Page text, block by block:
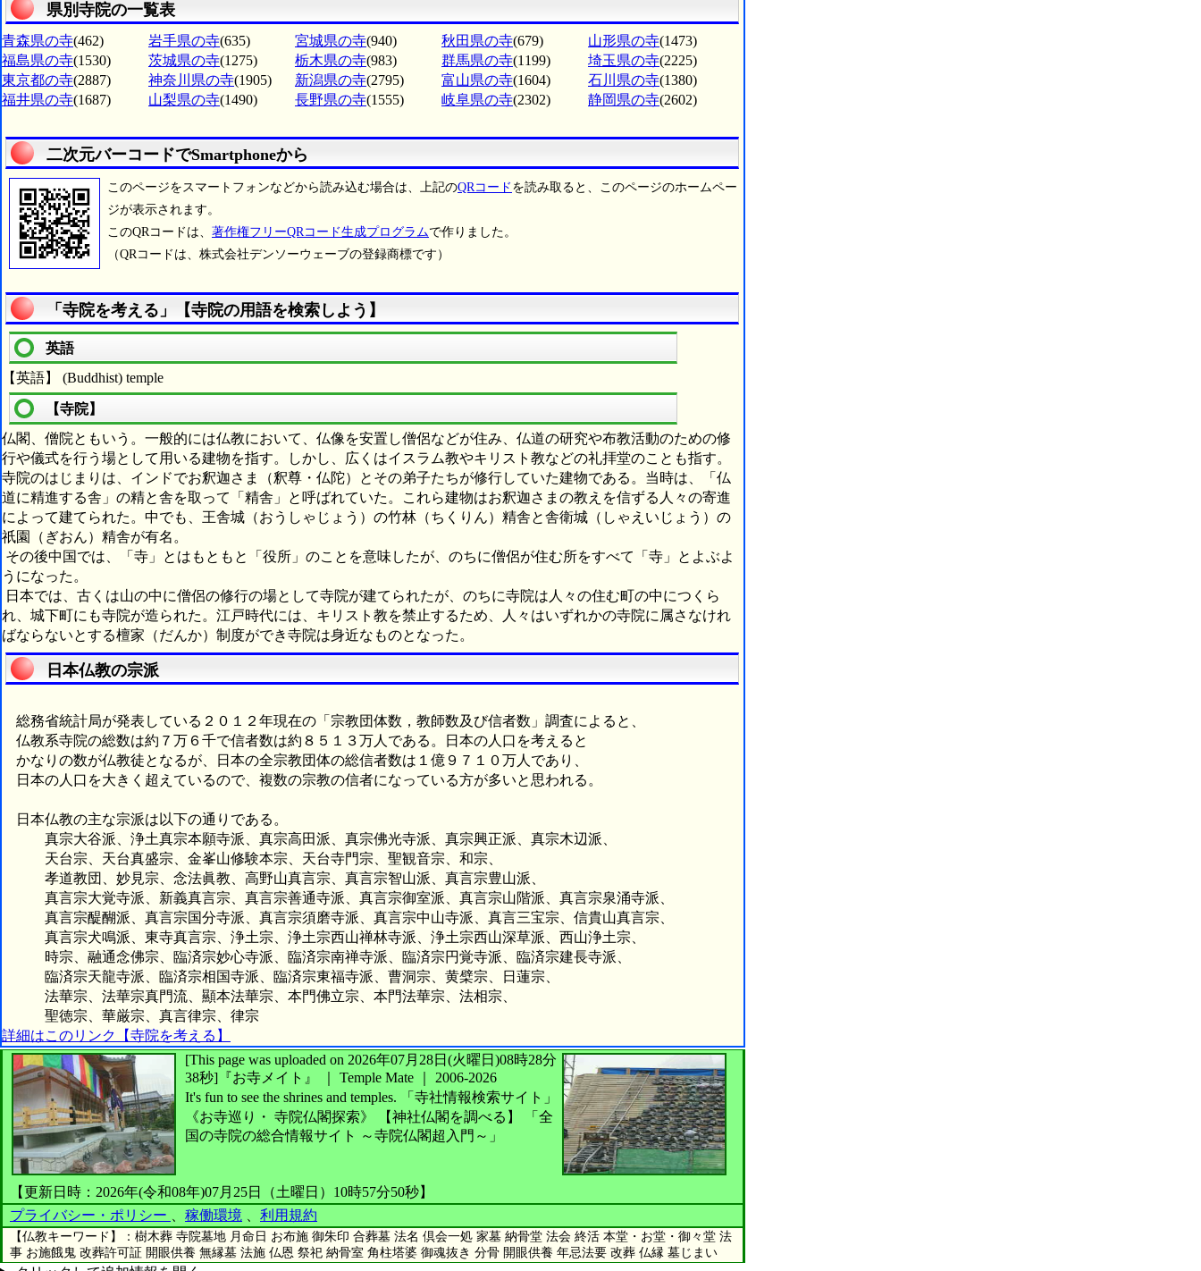
県別寺院の一覧表
青森県の寺(462) 岩手県の寺(635) 宮城県の寺(940) 秋田県の寺(679) 山形県の寺(1473)
福島県の寺(1530) 茨城県の寺(1275) 栃木県の寺(983) 群馬県の寺(1199) 埼玉県の寺(2225)
東京都の寺(2887) 神奈川県の寺(1905) 新潟県の寺(2795) 富山県の寺(1604) 石川県の寺(1380)
福井県の寺(1687) 山梨県の寺(1490) 長野県の寺(1555) 岐阜県の寺(2302) 静岡県の寺(2602)
二次元バーコードでSmartphoneから
このページをスマートフォンなどから読み込む場合は、上記のQRコード を読み取ると、このページのホームペー
ジが表示されます。
このQRコードは、 著作権フリーQRコード生成プログラムで作りました。
（QRコードは、株式会社デンソーウェーブの登録商標です）
「寺院を考える」【寺院の用語を検索しよう】
英語
【英語】 (Buddhist) temple
【寺院】
仏閣、僧院ともいう。一般的には仏教において、仏像を安置し僧侶などが住み、仏道の研究や布教活動のための修
行や儀式を行う場として用いる建物を指す。しかし、広くはイスラム教やキリスト教などの礼拝堂のことも指す。
寺院のはじまりは、インドでお釈迦さま（釈尊・仏陀）とその弟子たちが修行していた建物である。当時は、「仏
道に精進する舎」の精と舎を取って「精舎」と呼ばれていた。これら建物はお釈迦さまの教えを信ずる人々の寄進
によって建てられた。中でも、王舎城（おうしゃじょう）の竹林（ちくりん）精舎と舎衛城（しゃえいじょう）の
祇園（ぎおん）精舎が有名。
その後中国では、「寺」とはもともと「役所」のことを意味したが、のちに僧侶が住む所をすべて「寺」とよぶよ
うになった。
日本では、古くは山の中に僧侶の修行の場として寺院が建てられたが、のちに寺院は人々の住む町の中につくら
れ、城下町にも寺院が造られた。江戸時代には、キリスト教を禁止するため、人々はいずれかの寺院に属さなけれ
ばならないとする檀家（だんか）制度ができ寺院は身近なものとなった。
日本仏教の宗派
総務省統計局が発表している２０１２年現在の「宗教団体数，教師数及び信者数」調査によると、
仏教系寺院の総数は約７万６千で信者数は約８５１３万人である。日本の人口を考えると
かなりの数が仏教徒となるが、日本の全宗教団体の総信者数は１億９７１０万人であり、
日本の人口を大きく超えているので、複数の宗教の信者になっている方が多いと思われる。
日本仏教の主な宗派は以下の通りである。
真宗大谷派、浄土真宗本願寺派、真宗高田派、真宗佛光寺派、真宗興正派、真宗木辺派、
天台宗、天台真盛宗、金峯山修験本宗、天台寺門宗、聖観音宗、和宗、
孝道教団、妙見宗、念法眞教、高野山真言宗、真言宗智山派、真言宗豊山派、
真言宗大覚寺派、新義真言宗、真言宗善通寺派、真言宗御室派、真言宗山階派、真言宗泉涌寺派、
真言宗醍醐派、真言宗国分寺派、真言宗須磨寺派、真言宗中山寺派、真言三宝宗、信貴山真言宗、
真言宗犬鳴派、東寺真言宗、浄土宗、浄土宗西山禅林寺派、浄土宗西山深草派、西山浄土宗、
時宗、融通念佛宗、臨済宗妙心寺派、臨済宗南禅寺派、臨済宗円覚寺派、臨済宗建長寺派、
臨済宗天龍寺派、臨済宗相国寺派、臨済宗東福寺派、曹洞宗、黄檗宗、日蓮宗、
法華宗、法華宗真門流、顯本法華宗、本門佛立宗、本門法華宗、法相宗、
聖徳宗、華厳宗、真言律宗、律宗
詳細はこのリンク【寺院を考える】
[This page was uploaded on 2026年07月28日(火曜日)08時28分
38秒] 『お寺メイト』 ｜ Temple Mate
2006-2026
It's fun to see the shrines and temples.
「寺社情報検索サイト」
《お寺巡り・ 寺院仏閣探索》 【神社仏閣を調べる】
「全
国の寺院の総合情報サイト ～寺院仏閣超入門～」
【更新日時：2026年(令和08年)07月25日（土曜日）10時57分50秒】
プライバシー・ポリシー
稼働環境 利用規約
【仏教キーワード】：樹木葬 寺院墓地 月命日 お布施 御朱印 合葬墓 法名 倶会一処 家墓 納骨堂 法会 終活 本堂・お堂・御々堂 法
事 お施餓鬼 改葬許可証 開眼供養 無縁墓 法施 仏恩 祭祀 納骨室 角柱塔婆 御魂抜き 分骨 開眼供養 年忌法要 改葬 仏縁 墓じまい